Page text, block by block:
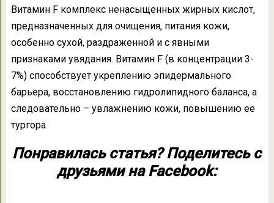
Витамин F комплекс ненасыщенных жирных кислот,
предназначенных для очищения, питания кожи,
особенно сухой, раздраженной и с явными
признаками увядания. Витамин F (в концентрации 3-
7%) способствует укреплению эпидермального
барьера, восстановлению гидролипидного баланса, а
следовательно – увлажнению кожи, повышению ее
тургора.
Понравилась статья? Поделитесь с
друзьями на Facebook: